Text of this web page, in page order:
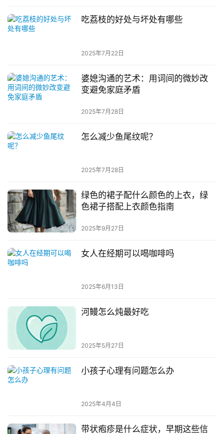
吃荔枝的好处与坏处有哪些
2025年7月22日
婆媳沟通的艺术：用词间的微妙改
变避免家庭矛盾
2025年7月28日
怎么减少鱼尾纹呢？
2025年7月28日
绿色的裙子配什么颜色的上衣，绿
色裙子搭配上衣颜色指南
2025年9月27日
女人在经期可以喝咖啡吗
2025年6月13日
河鳗怎么炖最好吃
2025年5月27日
小孩子心理有问题怎么办
2025年4月4日
带状疱疹是什么症状，早期这些信